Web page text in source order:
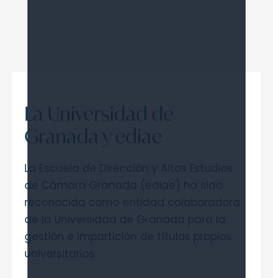
La Universidad de
Granada y ediae
La Escuela de Dirección y Altos Estudios
de Cámara Granada (ediae) ha sido
reconocida como entidad colaboradora
de la Universidad de Granada para la
gestión e impartición de títulos propios
universitarios.